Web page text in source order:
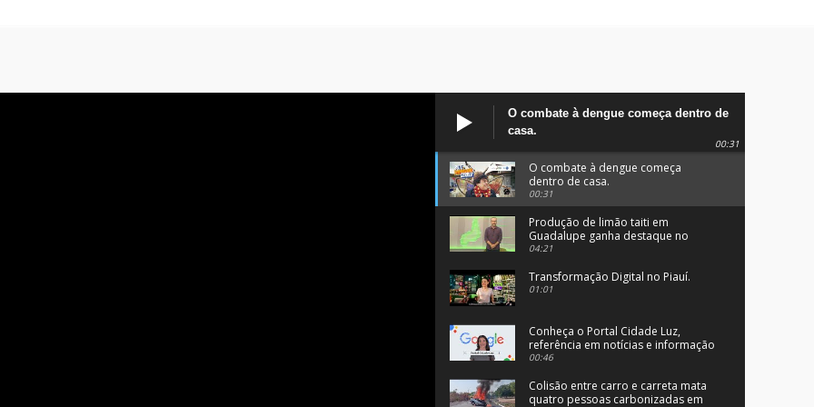
O combate à dengue começa dentro de
casa.
00:31
O combate à dengue começa
dentro de casa.
00:31
Produção de limão taiti em
Guadalupe ganha destaque no
programa Clube Rural.
04:21
Transformação Digital no Piauí.
01:01
Conheça o Portal Cidade Luz,
referência em notícias e informação
no Sul do Piauí.
00:46
Colisão entre carro e carreta mata
quatro pessoas carbonizadas em